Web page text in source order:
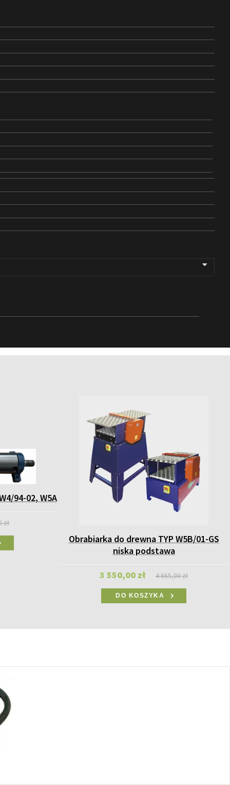
94-02, W5A
zł
Obrabiarka do drewna TYP W5B/01-GS
niska podstawa
3 550,00 zł 4 865,00 zł
DO KOSZYKA